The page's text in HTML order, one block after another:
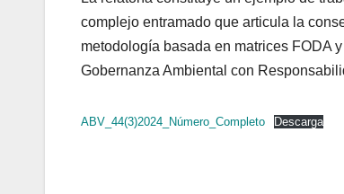
complejo entramado que articula la
metodología basada en matrices FODA
Gobernanza Ambiental con
ABV_44(3)2024_Número_Completo Descarga